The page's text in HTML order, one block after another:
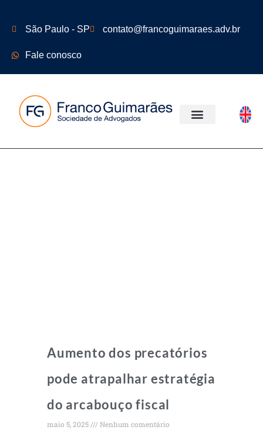
São Paulo - SP contato@francoguimaraes.adv.br
Fale conosco
Aumento dos precatórios
pode atrapalhar estratégia
do arcabouço fiscal
maio 5, 2025
Nenhum comentário